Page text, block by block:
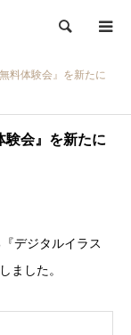
検索
料体験会』を新たに
験会』を新たに
デジタルイラス
ました。